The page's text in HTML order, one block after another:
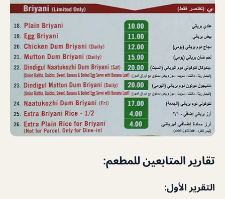
تقارير المتابعين للمطعم:
التقرير الأول: